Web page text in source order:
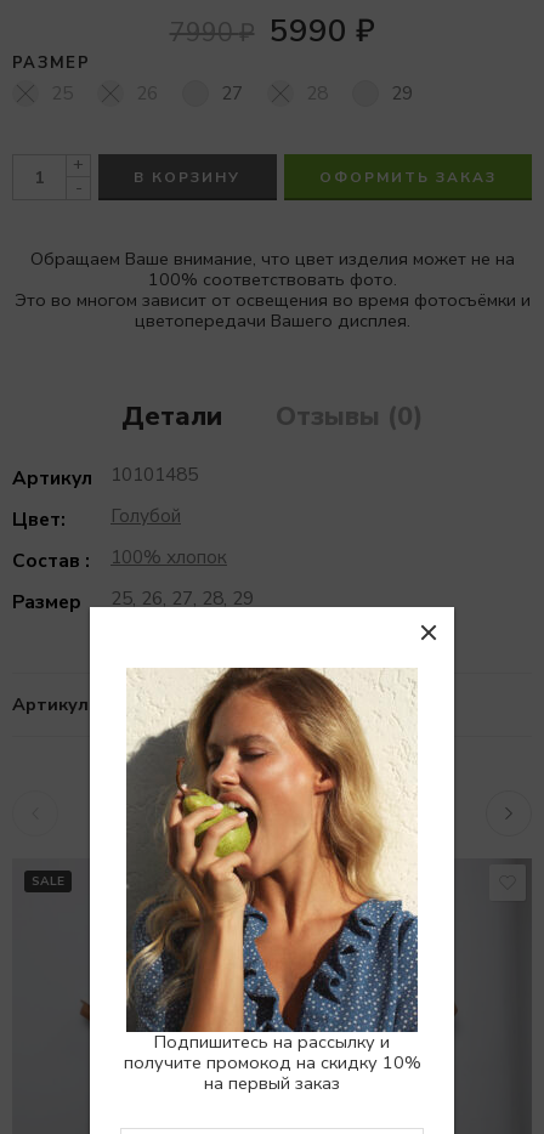
Подпишитесь на рассылку и
получите промокод на скидку 10%
на первый заказ
7990₽ 5990 ₽
РАЗМЕР
27 29
+
-
В КОРЗИНУ ОФОРМИТЬ ЗАКАЗ
Обращаем Ваше внимание, что цвет изделия может не на
100% соответствовать фото.
Это во многом зависит от освещения во время фотосъёмки и
цветопередачи Вашего дисплея.
Детали Отзывы (0)
Артикул
10101485
Цвет:
Голубой
Состав :
100% хлопок
Размер
25, 26, 27, 28, 29
Артикул: 10101485
Похожие товары
SALE РАСПРОДАНО